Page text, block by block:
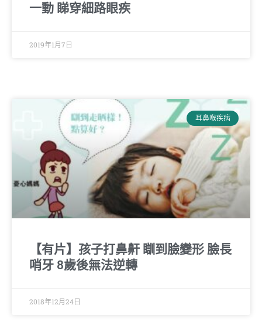
一動 睇穿細路眼疾
2019年1月7日
耳鼻喉疾病
【有片】孩子打鼻鼾 瞓到臉變形 臉長
哨牙 8歲後無法逆轉
2018年12月24日